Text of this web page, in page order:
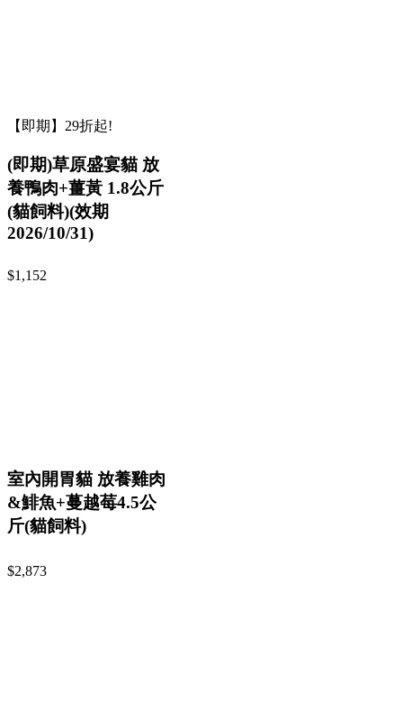
【即期】29折起!
(即期)草原盛宴貓 放
養鴨肉+薑黃 1.8公斤
(貓飼料)(效期
2026/10/31)
$1,152
室內開胃貓 放養雞肉
&鯡魚+蔓越莓4.5公
斤(貓飼料)
$2,873